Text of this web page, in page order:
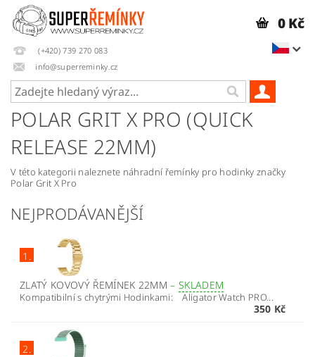
(+420) 739 270 083
info@superreminky.cz
0 Kč
POLAR GRIT X PRO (QUICK
RELEASE 22MM)
V této kategorii naleznete náhradní řemínky pro hodinky značky
Polar Grit X Pro
NEJPRODÁVANĚJŠÍ
1.
ZLATÝ KOVOVÝ ŘEMÍNEK 22MM–SKLADEM
Kompatibilní s chytrými Hodinkami: Aligator Watch PRO...
350 Kč
2.